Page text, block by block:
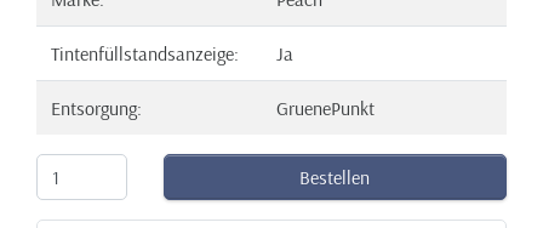
Tintenfüllstandsanzeige: Ja
Entsorgung: GruenePunkt
Bestellen